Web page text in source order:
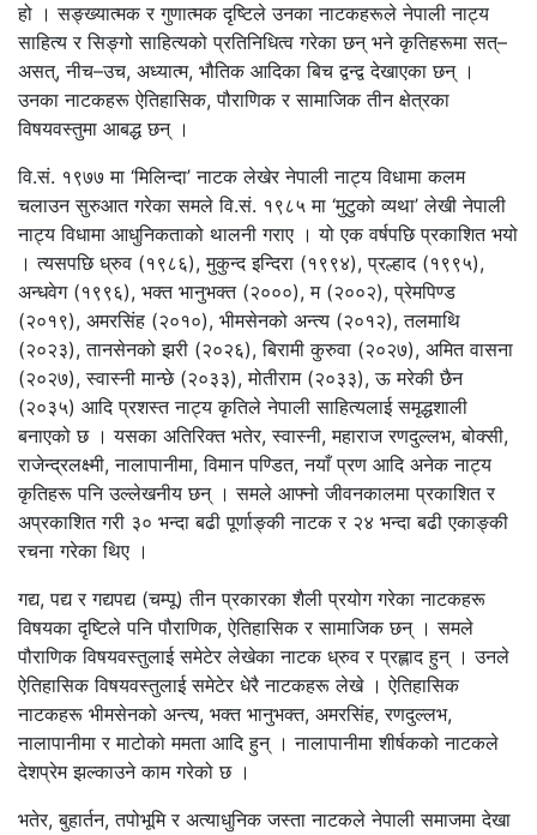
हो । सङ्ख्यात्मक र गुणात्मक दृष्टिले उनका नाटकहरूले नेपाली नाट्य
साहित्य र सिङ्गो साहित्यको प्रतिनिधित्व गरेका छन् भने कृतिहरूमा सत्–
असत्, नीच–उच, अध्यात्म, भौतिक आदिका बिच द्वन्द्व देखाएका छन् ।
उनका नाटकहरू ऐतिहासिक, पौराणिक र सामाजिक तीन क्षेत्रका
विषयवस्तुमा आबद्ध छन् ।
वि.सं. १९७७ मा ‘मिलिन्दा’ नाटक लेखेर नेपाली नाट्य विधामा कलम
चलाउन सुरुआत गरेका समले वि.सं. १९८५ मा ‘मुटुको व्यथा’ लेखी नेपाली
नाट्य विधामा आधुनिकताको थालनी गराए । यो एक वर्षपछि प्रकाशित भयो
। त्यसपछि ध्रुव (१९८६), मुकुन्द इन्दिरा (१९९४), प्रल्हाद (१९९५),
अन्धवेग (१९९६), भक्त भानुभक्त (२०००), म (२००२), प्रेमपिण्ड
(२०१९), अमरसिंह (२०१०), भीमसेनको अन्त्य (२०१२), तलमाथि
(२०२३), तानसेनको झरी (२०२६), बिरामी कुरुवा (२०२७), अमित वासना
(२०२७), स्वास्नी मान्छे (२०३३), मोतीराम (२०३३), ऊ मरेकी छैन
(२०३५) आदि प्रशस्त नाट्य कृतिले नेपाली साहित्यलाई समृद्धशाली
बनाएको छ । यसका अतिरिक्त भतेर, स्वास्नी, महाराज रणदुल्लभ, बोक्सी,
राजेन्द्रलक्ष्मी, नालापानीमा, विमान पण्डित, नयाँ प्रण आदि अनेक नाट्य
कृतिहरू पनि उल्लेखनीय छन् । समले आफ्नो जीवनकालमा प्रकाशित र
अप्रकाशित गरी ३० भन्दा बढी पूर्णाङ्की नाटक र २४ भन्दा बढी एकाङ्की
रचना गरेका थिए ।
गद्य, पद्य र गद्यपद्य (चम्पू) तीन प्रकारका शैली प्रयोग गरेका नाटकहरू
विषयका दृष्टिले पनि पौराणिक, ऐतिहासिक र सामाजिक छन् । समले
पौराणिक विषयवस्तुलाई समेटेर लेखेका नाटक ध्रुव र प्रह्लाद हुन् । उनले
ऐतिहासिक विषयवस्तुलाई समेटेर धेरै नाटकहरू लेखे । ऐतिहासिक
नाटकहरू भीमसेनको अन्त्य, भक्त भानुभक्त, अमरसिंह, रणदुल्लभ,
नालापानीमा र माटोको ममता आदि हुन् । नालापानीमा शीर्षकको नाटकले
देशप्रेम झल्काउने काम गरेको छ ।
भतेर, बुहार्तन, तपोभूमि र अत्याधुनिक जस्ता नाटकले नेपाली समाजमा देखा